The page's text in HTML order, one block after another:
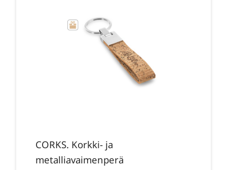
CORKS. Korkki- ja
metalliavaimenperä